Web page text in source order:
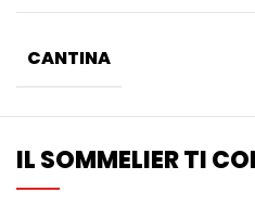
CANTINA
IL SOMMELIER TI